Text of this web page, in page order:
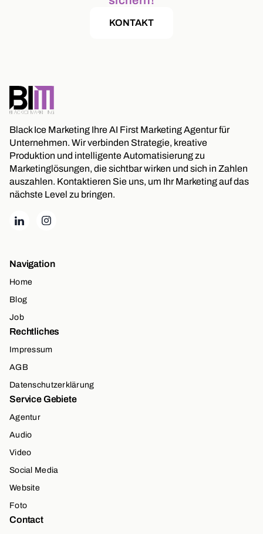
KONTAKT
Black Ice Marketing Ihre AI First Marketing Agentur für
Unternehmen. Wir verbinden Strategie, kreative
Produktion und intelligente Automatisierung zu
Marketinglösungen, die sichtbar wirken und sich in Zahlen
auszahlen. Kontaktieren Sie uns, um Ihr Marketing auf das
nächste Level zu bringen.
Navigation
Home
Blog
Job
Rechtliches
Impressum
AGB
Datenschutzerklärung
Service Gebiete
Agentur
Audio
Video
Social Media
Website
Foto
Contact